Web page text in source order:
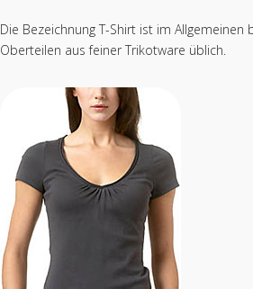
Die Bezeichnung T-Shirt ist im Allgemeinen
Oberteilen aus feiner Trikotware üblich.